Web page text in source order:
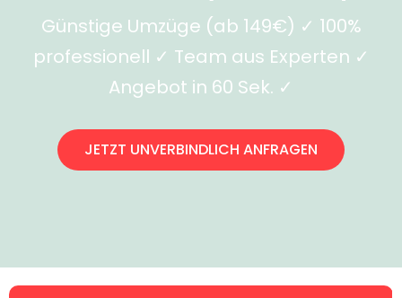
Günstige Umzüge (ab 149€) ✓ 100%
professionell ✓ Team aus Experten ✓
Angebot in 60 Sek. ✓
JETZT UNVERBINDLICH ANFRAGEN